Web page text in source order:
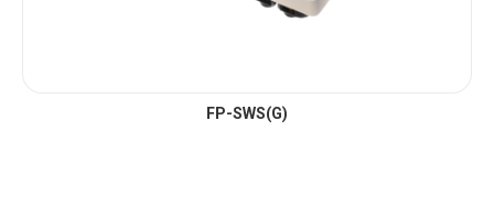
FP-SWS(G)